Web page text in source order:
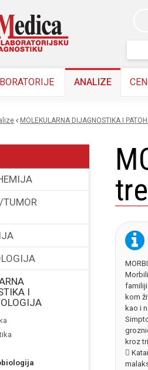
ANALIZE
MOLEKULARNA DIJAGNOSTIKA I
kom
kao i
kroz

TUMOR
I